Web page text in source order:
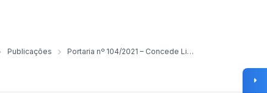
Publicações Portaria nº 104/2021 – Concede Licença Maternidade